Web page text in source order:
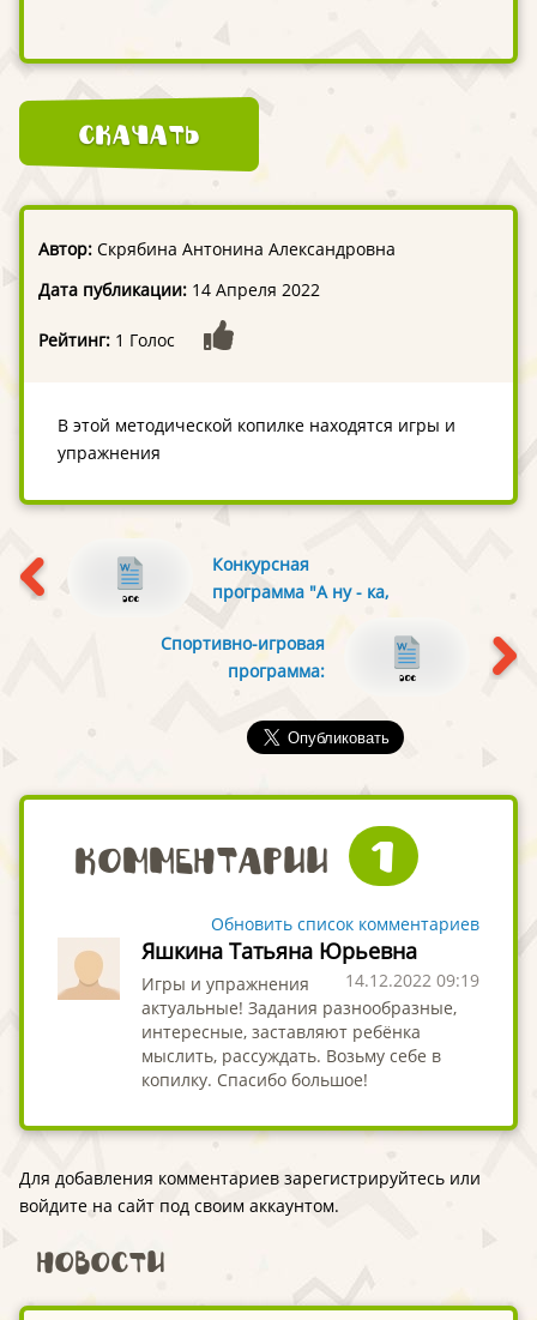
Скачать
Автор: Скрябина Антонина Александровна
Дата публикации: 14 Апреля 2022
Рейтинг: 1 Голос
В этой методической копилке находятся игры и
упражнения
Конкурсная
программа "А ну - ка,
Спортивно-игровая
программа:
сильнее!» для 1-6
классов
Комментарии 1
Обновить список комментариев
Яшкина Татьяна Юрьевна
14.12.2022 09:19
Игры и упражнения
актуальные! Задания разнообразные,
интересные, заставляют ребёнка
мыслить, рассуждать. Возьму себе в
копилку. Спасибо большое!
Для добавления комментариев зарегистрируйтесь или
войдите на сайт под своим аккаунтом.
Новости